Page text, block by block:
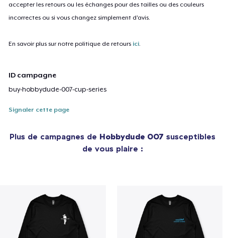
accepter les retours ou les échanges pour des tailles ou des couleurs
incorrectes ou si vous changez simplement d'avis.
En savoir plus sur notre politique de retours ici
ID campagne
buy-hobbydude-007-cup-series
Signaler cette page
Plus de campagnes de Hobbydude 007 susceptibles
de vous plaire :